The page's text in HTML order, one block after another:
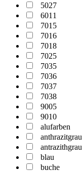
5027
6011
7015
7016
7018
7025
7035
7036
7037
7038
9005
9010
alufarben
anthrazitgrau
antrazithgrau
blau
buche